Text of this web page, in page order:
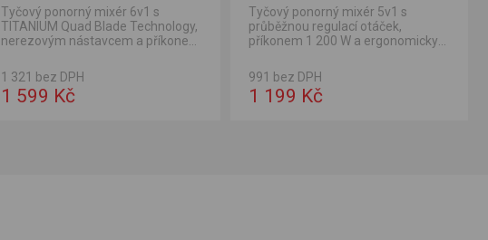
Tyčový ponorný mixér 6v1 s
TITANIUM Quad Blade Technology,
nerezovým nástavcem a příkonem
1 321 bez DPH
1 599 Kč
Tyčový ponorný mixér 5v1 s
průběžnou regulací otáček,
příkonem 1 200 W a ergonomicky
991 bez DPH
1 199 Kč